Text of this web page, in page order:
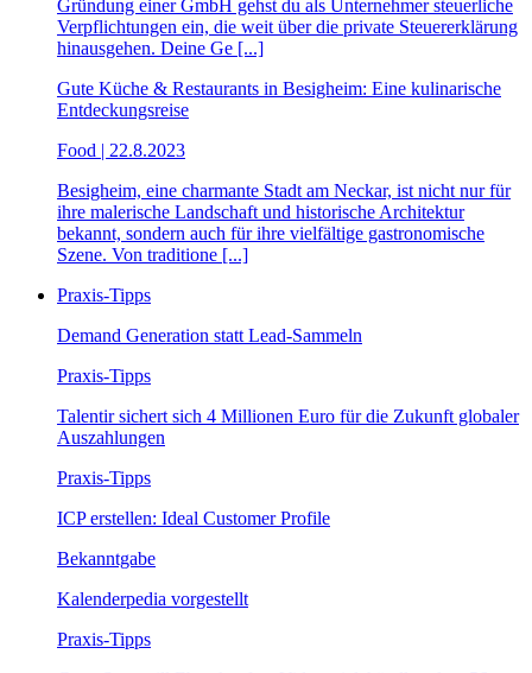
Gründung einer GmbH gehst du als Unternehmer steuerliche
Verpflichtungen ein, die weit über die private Steuererklärung
hinausgehen. Deine Ge [...]
Gute Küche & Restaurants in Besigheim: Eine kulinarische
Entdeckungsreise
Food | 22.8.2023
Besigheim, eine charmante Stadt am Neckar, ist nicht nur für
ihre malerische Landschaft und historische Architektur
bekannt, sondern auch für ihre vielfältige gastronomische
Szene. Von traditione [...]
Praxis-Tipps
Demand Generation statt Lead-Sammeln
Praxis-Tipps
Talentir sichert sich 4 Millionen Euro für die Zukunft globaler
Auszahlungen
Praxis-Tipps
ICP erstellen: Ideal Customer Profile
Bekanntgabe
Kalenderpedia vorgestellt
Praxis-Tipps